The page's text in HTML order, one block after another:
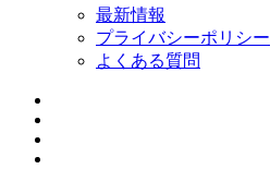
最新情報
プライバシーポリシー
よくある質問